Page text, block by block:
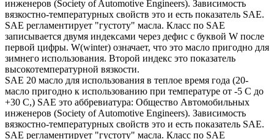
инженеров (Society of Automotive Engineers). Зависимость
вязкостно-температурных свойств это и есть показатель SAE.
SAE регламентирует "густоту" масла. Класс по SAE
записывается двумя индексами через дефис с буквой W после
первой цифры. W(winter) означает, что это масло пригодно для
зимнего использования. Второй индекс это показатель
высокотемпературной вязкости.
SAE 20 масло для использования в теплое время года (20-
масло пригодно к использованию при температуре от -5 С до
+30 С,) SAE это аббревиатура: Общество Автомобильных
инженеров (Society of Automotive Engineers). Зависимость
вязкостно-температурных свойств это и есть показатель SAE.
SAE регламентирует "густоту" масла. Класс по SAE